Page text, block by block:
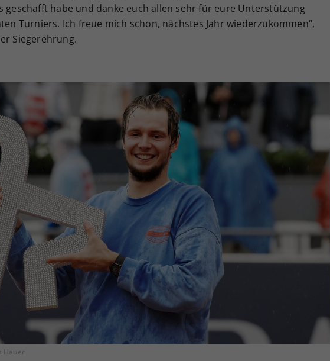
geschafft habe und danke euch allen sehr für eure Unterstützung
Turniers. Ich freue mich schon, nächstes Jahr wiederzukommen“,
Siegerehrung.
Hauer